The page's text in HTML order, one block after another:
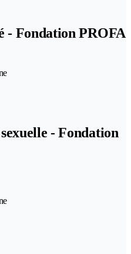
- Fondation PROFA
- Fondation